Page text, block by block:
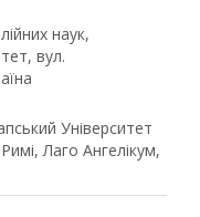
наук,
вул.
Університет
Лаго Ангелікум,